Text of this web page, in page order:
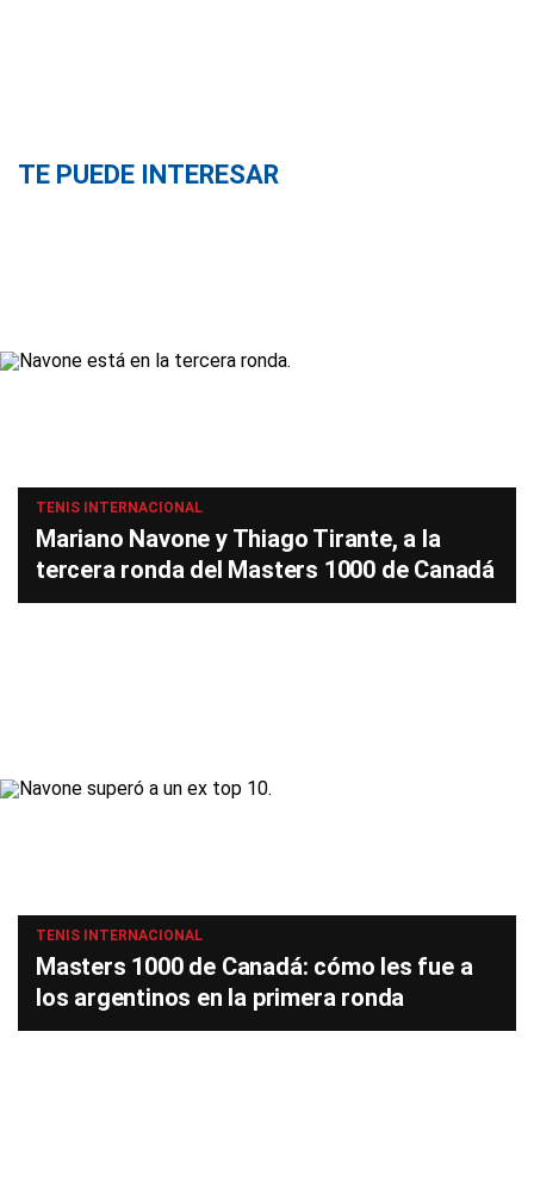
TE PUEDE INTERESAR
TENIS INTERNACIONAL
Mariano Navone y Thiago Tirante, a la
tercera ronda del Masters 1000 de Canadá
TENIS INTERNACIONAL
Masters 1000 de Canadá: cómo les fue a
los argentinos en la primera ronda